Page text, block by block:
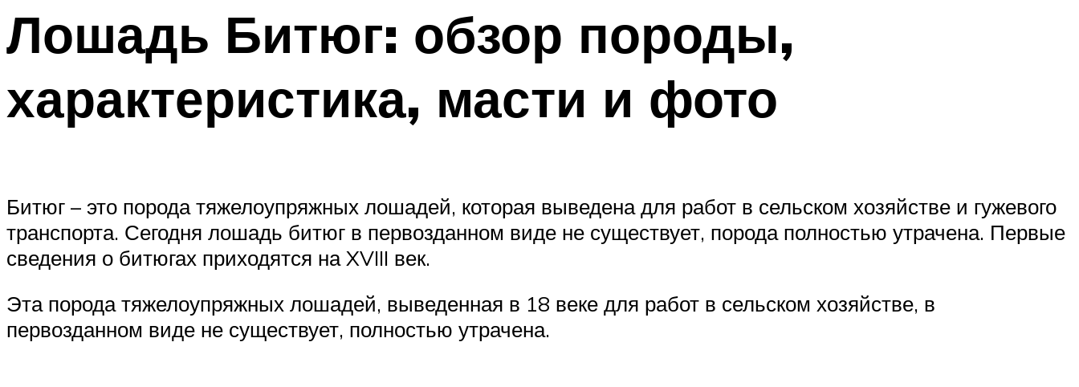
Лошадь Битюг: обзор породы,
характеристика, масти и фото
Битюг – это порода тяжелоупряжных лошадей, которая выведена для работ в сельском хозяйстве и гужевого
транспорта. Сегодня лошадь битюг в первозданном виде не существует, порода полностью утрачена. Первые
сведения о битюгах приходятся на XVIII век.
Эта порода тяжелоупряжных лошадей, выведенная в 18 веке для работ в сельском хозяйстве, в
первозданном виде не существует, полностью утрачена.